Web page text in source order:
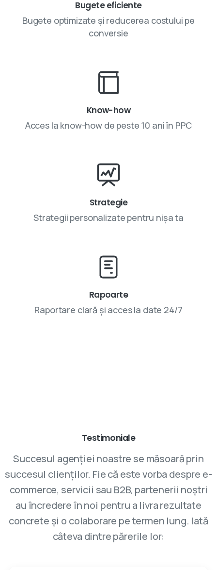
Bugete eficiente
Bugete optimizate și reducerea costului pe
conversie
Know-how
Acces la know-how de peste 10 ani în PPC
Strategie
Strategii personalizate pentru nișa ta
Rapoarte
Raportare clară și acces la date 24/7
Testimoniale
Succesul agenției noastre se măsoară prin
succesul clienților. Fie că este vorba despre e-
commerce, servicii sau B2B, partenerii noștri
au încredere în noi pentru a livra rezultate
concrete și o colaborare pe termen lung. Iată
câteva dintre părerile lor: